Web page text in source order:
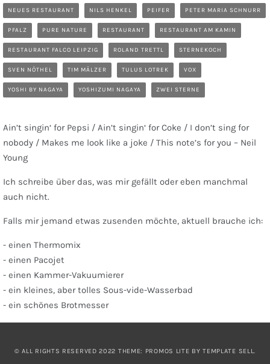
NEUES RESTAURANT NILS HENKEL PEIFER PETER MARIA SCHNURR
PFALZ PURE NATURE RESTAURANT RESTAURANT AM KAMIN
RESTAURANT FALCO LEIPZIG ROLAND TRETTL STERNEKOCH
SVEN NÖTHEL TIM MÄLZER TULUS LOTREK VOX
YOSHI BY NAGAYA YOSHIZUMI NAGAYA ZWEI STERNE
Ain’t singin‘ for Pepsi / Ain’t singin‘ for Coke / I don’t sing for
nobody / Makes me look like a joke / This note’s for you – Neil
Young
Ich schreibe über das, was mir gefällt oder eben manchmal
auch nicht.
Falls mir jemand etwas zusenden möchte, aktuell brauche ich:
- einen Thermomix
- einen Pacojet
- einen Kammer-Vakuumierer
- ein kleines, aber tolles Sous-vide-Wasserbad
- ein schönes Brotmesser
© ALL RIGHTS RESERVED 2022 THEME: PROMOS LITE BYTEMPLATE SELL.